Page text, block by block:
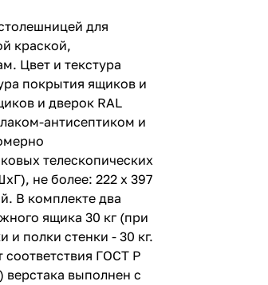
для
краской,
Цвет и текстура
покрытия ящиков и
и дверок RAL
антисептиком и
телескопических
не более: 222 х 397
В комплекте два
ящика 30 кг (при
и полки стенки - 30 кг.
ГОСТ Р
выполнен с